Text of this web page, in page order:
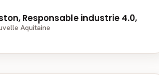
Responsable industrie 4.0,
Aquitaine